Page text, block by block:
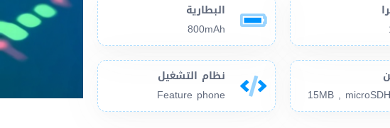
البطارية
800mAh
15MB ,
نظام التشغيل
Feature phone